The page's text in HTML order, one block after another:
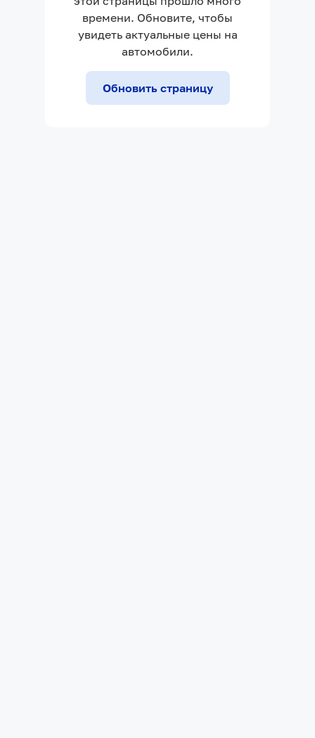
времени. Обновите, чтобы
увидеть актуальные цены на
автомобили.
Обновить страницу